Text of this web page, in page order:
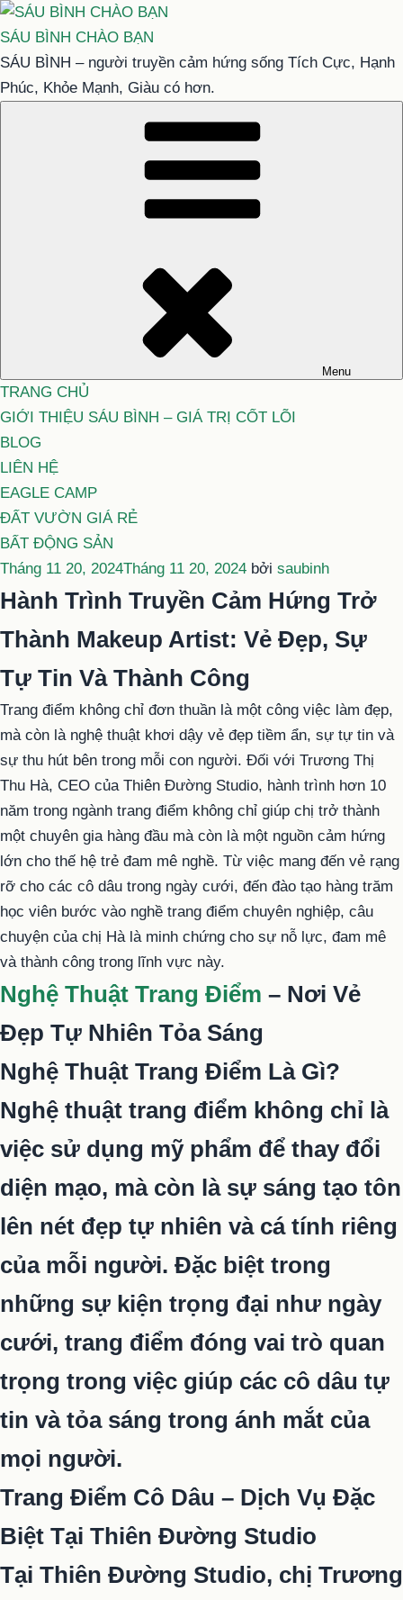
Chuyển
đến
phần
nội
SÁU BÌNH CHÀO BẠN
SÁU BÌNH – người truyền cảm hứng sống Tích Cực, Hạnh
Phúc, Khỏe Mạnh, Giàu có hơn.
Menu
TRANG CHỦ
GIỚI THIỆU SÁU BÌNH – GIÁ TRỊ CỐT LÕI
BLOG
LIÊN HỆ
EAGLE CAMP
ĐẤT VƯỜN GIÁ RẺ
BẤT ĐỘNG SẢN
Đăng
trong
Tháng 11 20, 2024Tháng 11 20, 2024 bởi saubinh
Hành Trình Truyền Cảm Hứng Trở
Thành Makeup Artist: Vẻ Đẹp, Sự
Tự Tin Và Thành Công
Trang điểm không chỉ đơn thuần là một công việc làm đẹp,
mà còn là nghệ thuật khơi dậy vẻ đẹp tiềm ẩn, sự tự tin và
sự thu hút bên trong mỗi con người. Đối với Trương Thị
Thu Hà, CEO của Thiên Đường Studio, hành trình hơn 10
năm trong ngành trang điểm không chỉ giúp chị trở thành
một chuyên gia hàng đầu mà còn là một nguồn cảm hứng
lớn cho thế hệ trẻ đam mê nghề. Từ việc mang đến vẻ rạng
rỡ cho các cô dâu trong ngày cưới, đến đào tạo hàng trăm
học viên bước vào nghề trang điểm chuyên nghiệp, câu
chuyện của chị Hà là minh chứng cho sự nỗ lực, đam mê
và thành công trong lĩnh vực này.
Nghệ Thuật Trang Điểm – Nơi Vẻ
Đẹp Tự Nhiên Tỏa Sáng
Nghệ Thuật Trang Điểm Là Gì?
Nghệ thuật trang điểm không chỉ là
việc sử dụng mỹ phẩm để thay đổi
diện mạo, mà còn là sự sáng tạo tôn
lên nét đẹp tự nhiên và cá tính riêng
của mỗi người. Đặc biệt trong
những sự kiện trọng đại như ngày
cưới, trang điểm đóng vai trò quan
trọng trong việc giúp các cô dâu tự
tin và tỏa sáng trong ánh mắt của
mọi người.
Trang Điểm Cô Dâu – Dịch Vụ Đặc
Biệt Tại Thiên Đường Studio
Tại Thiên Đường Studio, chị Trương